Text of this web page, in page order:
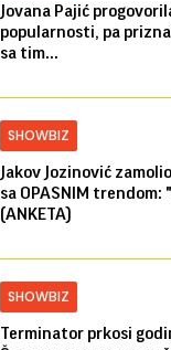
Jovana Pajić
popularnosti, pa
sa tim...
SHOWBIZ
Jakov Jozinović
sa OPASNIM trendom:
(ANKETA)
SHOWBIZ
Terminator prkosi